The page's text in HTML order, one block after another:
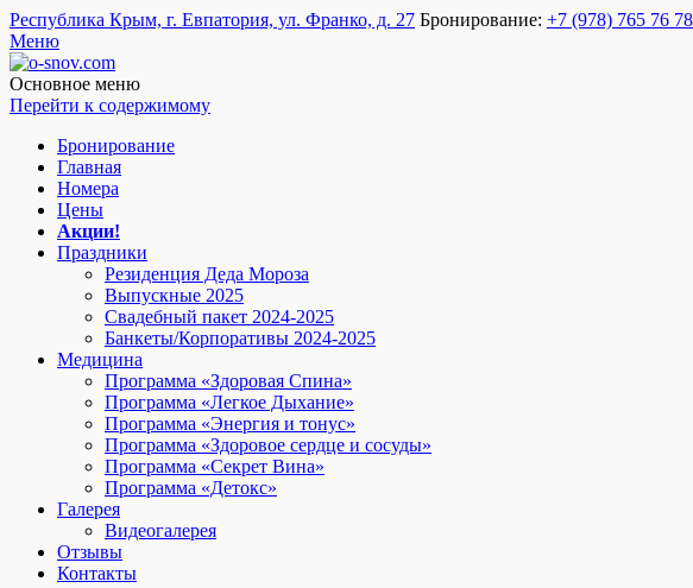
Республика Крым, г. Евпатория, ул. Франко, д. 27 Бронирование: +7 (978) 765 76 78
Меню
o-snov.com
Пансионат Евпатории - Озеро сновидений. Гостиница у моря в Евпатории.
пожаловать!
Основное меню
Перейти к содержимому
Бронирование
Главная
Номера
Цены
Акции!
Праздники
Резиденция Деда Мороза
Выпускные 2025
Свадебный пакет 2024-2025
Банкеты/Корпоративы 2024-2025
Медицина
Программа «Здоровая Спина»
Программа «Легкое Дыхание»
Программа «Энергия и тонус»
Программа «Здоровое сердце и сосуды»
Программа «Секрет Вина»
Программа «Детокс»
Галерея
Видеогалерея
Отзывы
Контакты